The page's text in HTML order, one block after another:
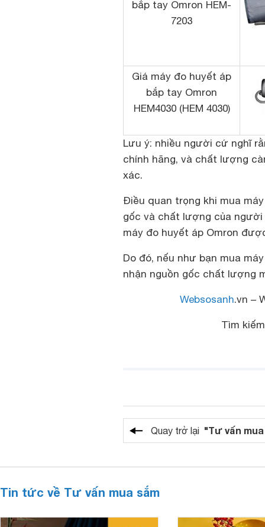
bắp tay Omron HEM-
7203
Giá máy đo huyết áp
bắp tay Omron
HEM4030 (HEM 4030)
Lưu ý: nhiều người cứ nghĩ
chính hãng, và chất lượng
xác.
Điều quan trọng khi mua
gốc và chất lượng của người
máy đo huyết áp Omron
Do đó, nếu như bạn mua
nhận nguồn gốc chất lượng
Websosanh.vn –
Tìm
Quay trở lại "Tư vấn
Tin tức về Tư vấn mua sắm